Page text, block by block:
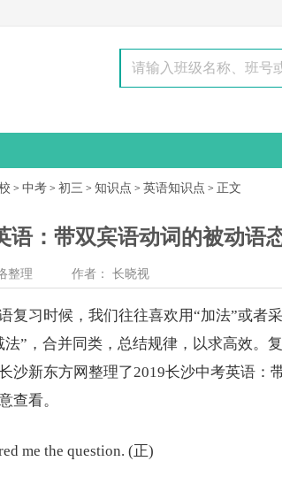
> 中考 > 初三 > 知识点 > 英语知识点 > 正文
语：带双宾语动词的被动语
整理 作者： 长晓视
习时候，我们往往喜欢用“加法”或者
”，合并同类，总结规律，以求高效。
沙新东方网整理了2019长沙中考英语：
查看。
me the question. (正)